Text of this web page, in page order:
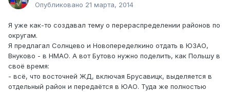
Опубликовано 21 марта, 2014
Я уже как-то создавал тему о перераспределении районов по
округам.
Я предлагал Солнцево и Новопеределкино отдать в ЮЗАО,
Внуково - в НМАО. А вот Бутово нужно поделить, как Польшу в
своё время:
- всё, что восточней ЖД, включая Брусавицк, выделяется в
отдельный район и передаётся в ЮАО. Туда же полностью